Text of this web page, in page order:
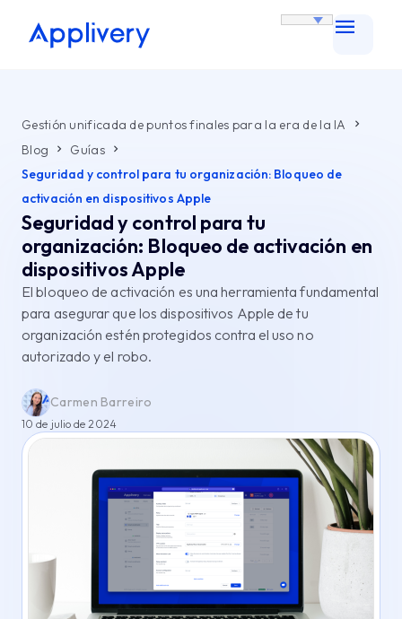
Gestión unificada de puntos finales para la era de la IA
Blog
Guías
Seguridad y control para tu organización: Bloqueo de
activación en dispositivos Apple
Seguridad y control para tu
organización: Bloqueo de activación en
dispositivos Apple
El bloqueo de activación es una herramienta fundamental
para asegurar que los dispositivos Apple de tu
organización estén protegidos contra el uso no
autorizado y el robo.
Carmen Barreiro
10 de julio de 2024